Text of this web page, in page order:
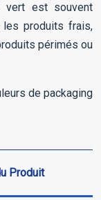
vert est souvent
produits frais,
périmés ou
de packaging
Produit